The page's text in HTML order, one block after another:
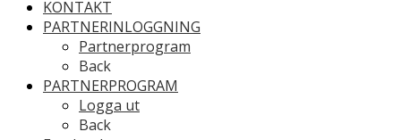
KONTAKT
PARTNERINLOGGNING
Partnerprogram
Back
PARTNERPROGRAM
Logga ut
Back